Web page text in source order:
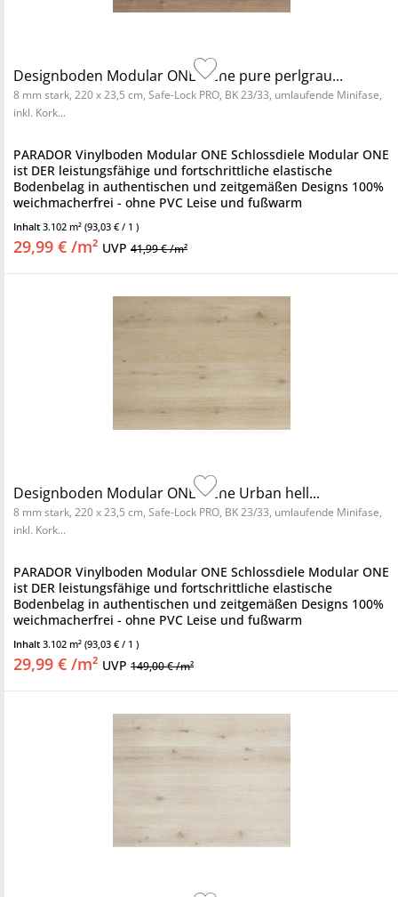
Designboden Modular ONE Eiche pure perlgrau...
8 mm stark, 220 x 23,5 cm, Safe-Lock PRO, BK 23/33, umlaufende Minifase,
inkl. Kork...
PARADOR Vinylboden Modular ONE Schlossdiele Modular ONE
ist DER leistungsfähige und fortschrittliche elastische
Bodenbelag in authentischen und zeitgemäßen Designs 100%
weichmacherfrei - ohne PVC Leise und fußwarm
Nutzungsklasse 23/33 -...
Inhalt 3.102 m² (93,03 € / 1 )
29,99 € /m² UVP 41,99 € /m²
Designboden Modular ONE Eiche Urban hell...
8 mm stark, 220 x 23,5 cm, Safe-Lock PRO, BK 23/33, umlaufende Minifase,
inkl. Kork...
PARADOR Vinylboden Modular ONE Schlossdiele Modular ONE
ist DER leistungsfähige und fortschrittliche elastische
Bodenbelag in authentischen und zeitgemäßen Designs 100%
weichmacherfrei - ohne PVC Leise und fußwarm
Nutzungsklasse 23/33 -...
Inhalt 3.102 m² (93,03 € / 1 )
29,99 € /m² UVP 149,00 € /m²